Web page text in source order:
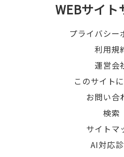
WEBサイト
プライバシー
利用規
運営会
このサイト
お問い合
検索
サイトマ
AI対応